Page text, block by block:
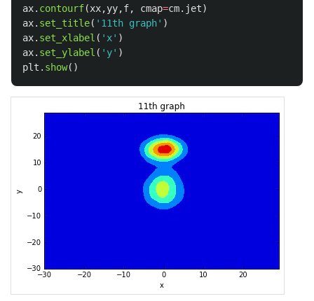
ax. contourf(xx,yy,f, cmap=cm. jet)
ax. set_title( ' 11th graph' )
ax. set_xlabel ( ' x' )
ax. set_ylabel ( ' y' )
plt . show()